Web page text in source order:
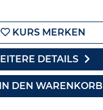
KURS MERKEN
DETAILS
DEN WARENKORB